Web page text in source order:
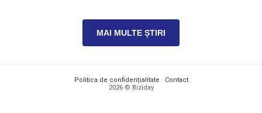
MAI MULTE ȘTIRI
Politica de confidențialitate · Contact
2026 © Biziday